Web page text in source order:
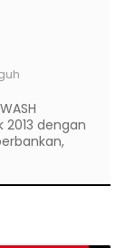
dengan